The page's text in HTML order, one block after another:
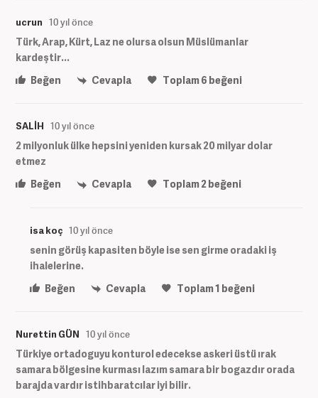
ucrun 10 yıl önce
Türk, Arap, Kürt, Laz ne olursa olsun Müslümanlar
kardeştir...
Beğen
Cevapla Toplam6 beğeni
SALİH 10 yıl önce
2 milyonluk ülke hepsini yeniden kursak 20 milyar dolar
etmez
Beğen
Cevapla Toplam2beğeni
isa koç 10 yıl önce
senin görüş kapasiten böyle ise sen girme oradaki iş
ihalelerine.
Beğen
Cevapla Toplam1 beğeni
Nurettin GÜN 10 yıl önce
Türkiye ortadoguyu konturol edecekse askeri üstü ırak
samara bölgesine kurması lazım samara bir bogazdır orada
barajda vardır istihbaratcılar iyi bilir.